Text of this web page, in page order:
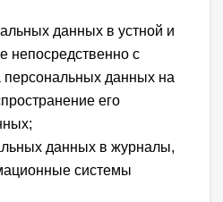
данных в устной и
непосредственно с
персональных данных на
его
данных в журналы,
системы